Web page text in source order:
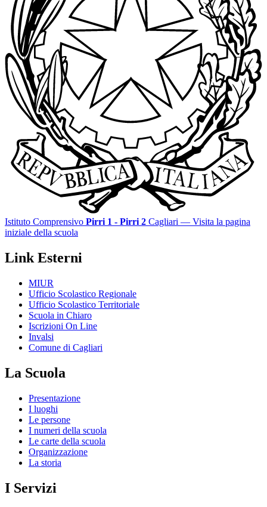
Istituto Comprensivo Pirri 1 - Pirri 2 Cagliari — Visita la pagina
iniziale della scuola
Link Esterni
MIUR
Ufficio Scolastico Regionale
Ufficio Scolastico Territoriale
Scuola in Chiaro
Iscrizioni On Line
Invalsi
Comune di Cagliari
La Scuola
Presentazione
I luoghi
Le persone
I numeri della scuola
Le carte della scuola
Organizzazione
La storia
I Servizi